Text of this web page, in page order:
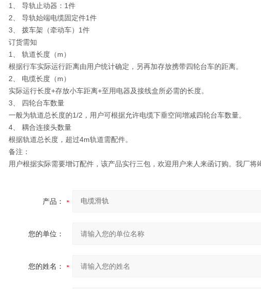
1、 导轨止动器：1件
2、 导轨始端电缆固定件1件
3、 拨车架（牵动车）1件
订货需知
1、 轨道长度（m）
根据行车实际运行距离由用户统计确定，另再加存放携带四轮台车的距离。
2、 电缆长度（m）
实际运行长度+存放小车距离+至用电器及接线盒所必需的长度。
3、 四轮台车数量
一般为轨道总长度的1/2，用户可根据允许电缆下垂空间增减四轮台车数量。
4、 耦合连接头数量
根据轨道总长度，超过4m轨道需配件。
备注：
用户根据实际需要增订配件，该产品实行三包，欢迎用户来人来函订购。我厂将
产品：
您的单位：
您的姓名：